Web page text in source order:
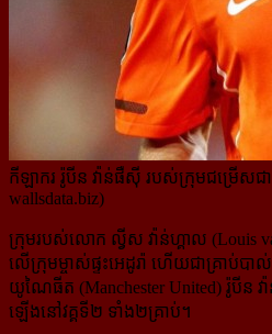
កីឡាករ រ៉ូបីន វ៉ាន់ផឺស៊ី របស់ក្រុមជម្រើស
wallsdata.biz)
ក្រុមរបស់លោក ល្វីស វ៉ាន់ហ្គាល (Louis
លើក្រុមម្ចាស់ផ្ទះអេដូរ៉ា ហើយជាគ្រាប់បា
យូណៃធីត (Manchester United) រ៉ូបីន វ៉
ឡើងនៅ​វគ្គ​ទី២ ទាំង២គ្រាប់។